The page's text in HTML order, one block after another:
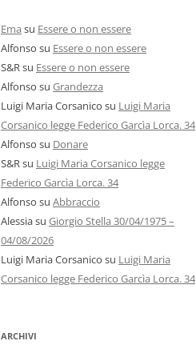
Ema su Essere o non essere
Alfonso su Essere o non essere
S&Rsu Essere o non essere
Alfonso su Grandezza
Luigi Maria Corsanico su Luigi Maria
Corsanico legge Federico Garcìa Lorca. 34
Alfonso su Donare
S&Rsu Luigi Maria Corsanico legge
Federico Garcìa Lorca. 34
Alfonso su Abbraccio
Alessiasu Giorgio Stella 30/04/1975 –
04/08/2026
Luigi Maria Corsanico su Luigi Maria
Corsanico legge Federico Garcìa Lorca. 34
ARCHIVI